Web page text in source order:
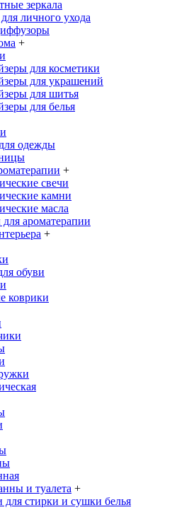
зеркала
личного ухода
+
для косметики
для украшений
для шитья
для белья
одежды
+
свечи
камни
масла
ароматерапии
+
обуви
коврики
и туалета +
стирки и сушки белья